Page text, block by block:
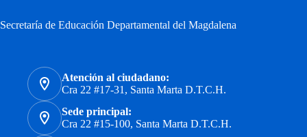
Secretaría de Educación Departamental del Magdalena
Atención al ciudadano:
Cra 22 #17-31, Santa Marta D.T.C.H.
Sede principal:
Cra 22 #15-100, Santa Marta D.T.C.H.